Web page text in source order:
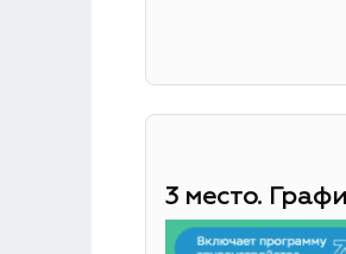
3 место.